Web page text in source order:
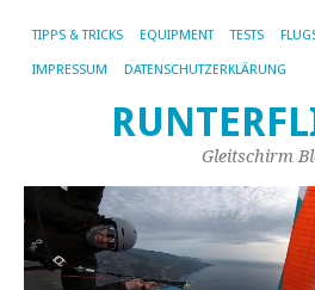
TIPPS & TRICKS EQUIPMENT TESTS
IMPRESSUM DATENSCHUTZERKLÄRUNG
Gleitschirm